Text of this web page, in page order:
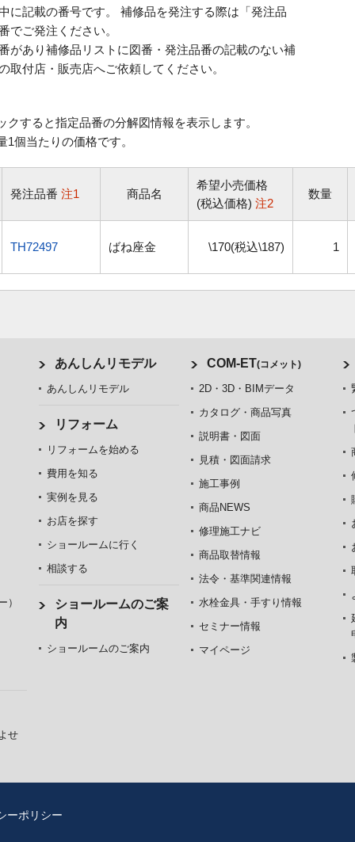
に記載の番号です。 補修品を発注する際は「発注品
でご発注ください。
があり補修品リストに図番・発注品番の記載のない補
取付店・販売店へご依頼してください。
クすると指定品番の分解図情報を表示します。
1個当たりの価格です。
発注品番 注1 商品名
希望小売価格
(税込価格) 注2
数量
TH72497 ばね座金 \170(税込\187) 1
）
せ
あんしんリモデル
あんしんリモデル
リフォーム
リフォームを始める
費用を知る
実例を見る
お店を探す
ショールームに行く
相談する
ショールームのご案
内
ショールームのご案内
COM-ET(コメット)
2D・3D・BIMデータ
カタログ・商品写真
説明書・図面
見積・図面請求
施工事例
商品NEWS
修理施工ナビ
商品取替情報
法令・基準関連情報
水栓金具・手すり情報
セミナー情報
マイページ
ーポリシー